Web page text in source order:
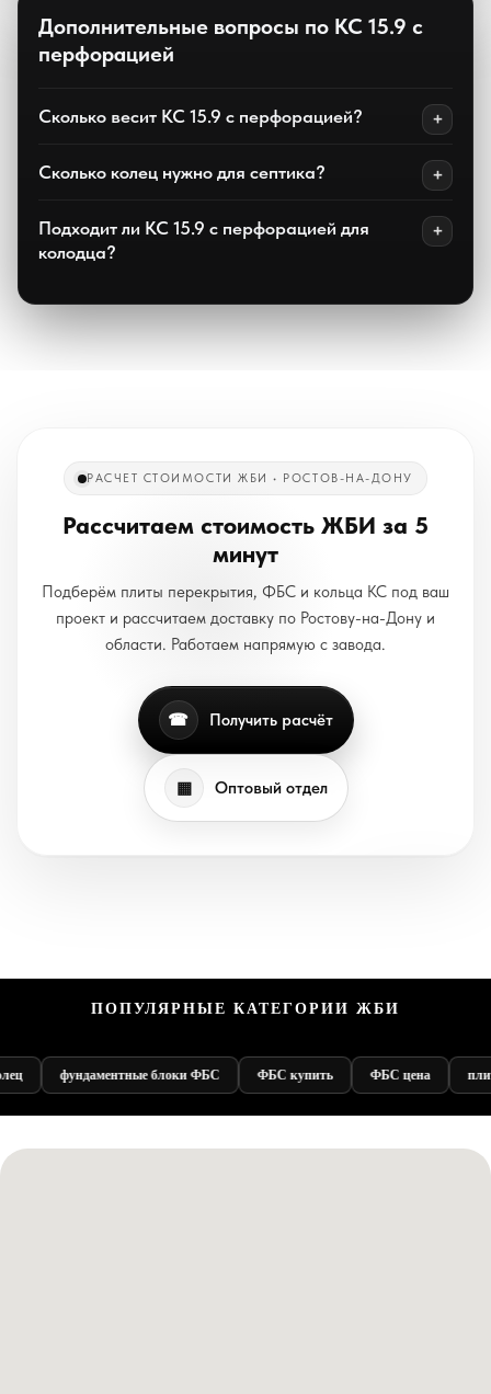
Дополнительные вопросы по КС 15.9 с
перфорацией
Сколько весит КС 15.9 с перфорацией?
Сколько колец нужно для септика?
Подходит ли КС 15.9 с перфорацией для
колодца?
РАСЧЕТ СТОИМОСТИ ЖБИ • РОСТОВ-НА-ДОНУ
Рассчитаем стоимость ЖБИ за 5
минут
Подберём плиты перекрытия, ФБС и кольца КС под ваш
проект и рассчитаем доставку по Ростову-на-Дону и
области. Работаем напрямую с завода.
☎ Получить расчёт
▦ Оптовый отдел
ПОПУЛЯРНЫЕ КАТЕГОРИИ ЖБИ
фундаментные блоки ФБС ФБС купить ФБС цена